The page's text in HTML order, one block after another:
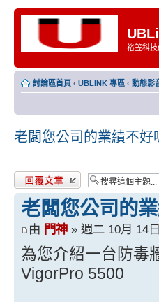
裕笠科
討論區首頁 ‹ UBLINK 專區 ‹ 動態影
老闆您公司的業績不
發表回覆
老闆您公司的
由 門神 » 週二 10月 14
為您介紹一台防毒
VigorPro 5500